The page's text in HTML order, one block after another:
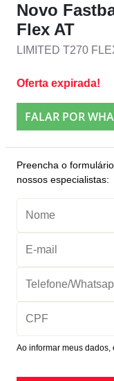
Novo
Flex AT
LIMITED T270
Oferta expirada!
FALAR POR
Preencha o
nossos especialistas:
Ao informar meus dados,